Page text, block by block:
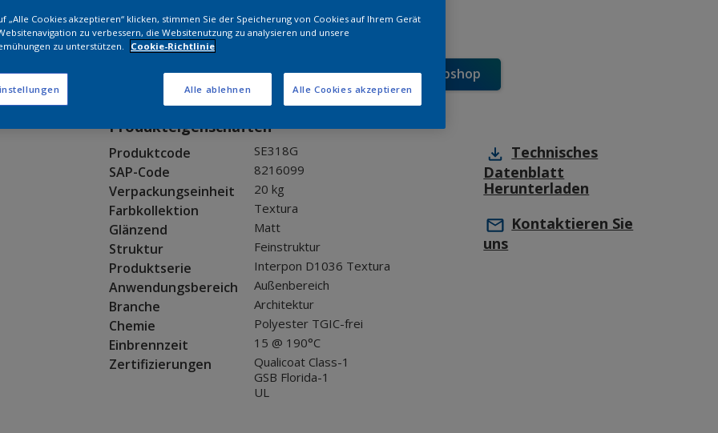
SE318G
Muster bestellen Bestellen Sie direkt im Webshop
Produkteigenschaften
Produktcode SE318G
SAP-Code 8216099
Verpackungseinheit 20 kg
Farbkollektion Textura
Glänzend Matt
Struktur Feinstruktur
Produktserie Interpon D1036 Textura
Anwendungsbereich Außenbereich
Branche Architektur
Chemie Polyester TGIC-frei
Einbrennzeit 15 @ 190°C
Zertifizierungen
Qualicoat Class-1
GSB Florida-1
UL
Technisches
Datenblatt
Herunterladen
Kontaktieren Sie
uns
„Alle Cookies akzeptieren“ klicken, stimmen Sie der Speicherung von Cookies auf Ihrem Gerät
zu verbessern, die Websitenutzung zu analysieren und unsere
zu unterstützen.
Cookie-Richtlinie
Alle ablehnen Alle Cookies akzeptieren